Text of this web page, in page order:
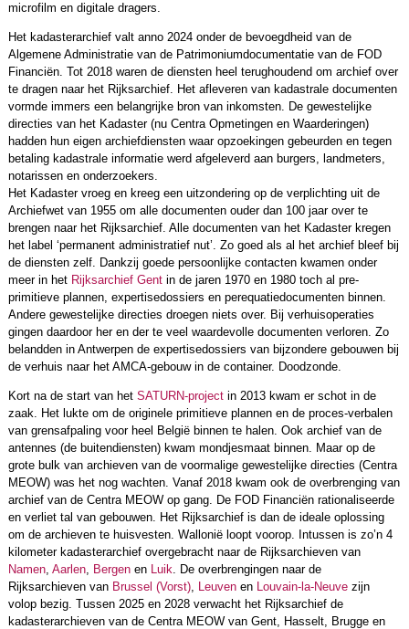
microfilm en digitale dragers.
Het kadasterarchief valt anno 2024 onder de bevoegdheid van de
Algemene Administratie van de Patrimoniumdocumentatie van de FOD
Financiën. Tot 2018 waren de diensten heel terughoudend om archief over
te dragen naar het Rijksarchief. Het afleveren van kadastrale documenten
vormde immers een belangrijke bron van inkomsten. De gewestelijke
directies van het Kadaster (nu Centra Opmetingen en Waarderingen)
hadden hun eigen archiefdiensten waar opzoekingen gebeurden en tegen
betaling kadastrale informatie werd afgeleverd aan burgers, landmeters,
notarissen en onderzoekers.
Het Kadaster vroeg en kreeg een uitzondering op de verplichting uit de
Archiefwet van 1955 om alle documenten ouder dan 100 jaar over te
brengen naar het Rijksarchief. Alle documenten van het Kadaster kregen
het label ‘permanent administratief nut’. Zo goed als al het archief bleef bij
de diensten zelf. Dankzij goede persoonlijke contacten kwamen onder
meer in het Rijksarchief Gentin de jaren 1970 en 1980 toch al pre-
primitieve plannen, expertisedossiers en perequatiedocumenten binnen.
Andere gewestelijke directies droegen niets over. Bij verhuisoperaties
gingen daardoor her en der te veel waardevolle documenten verloren. Zo
belandden in Antwerpen de expertisedossiers van bijzondere gebouwen bij
de verhuis naar het AMCA-gebouw in de container. Doodzonde.
Kort na de start van het SATURN-projectin 2013 kwam er schot in de
zaak. Het lukte om de originele primitieve plannen en de proces-verbalen
van grensafpaling voor heel België binnen te halen. Ook archief van de
antennes (de buitendiensten) kwam mondjesmaat binnen. Maar op de
grote bulk van archieven van de voormalige gewestelijke directies (Centra
MEOW) was het nog wachten. Vanaf 2018 kwam ook de overbrenging van
archief van de Centra MEOW op gang. De FOD Financiën rationaliseerde
en verliet tal van gebouwen. Het Rijksarchief is dan de ideale oplossing
om de archieven te huisvesten. Wallonië loopt voorop. Intussen is zo’n 4
kilometer kadasterarchief overgebracht naar de Rijksarchieven van
Namen, Aarlen, Bergenen Luik . De overbrengingen naar de
Rijksarchieven van Brussel (Vorst), Leuvenen Louvain-la-Neuvezijn
volop bezig. Tussen 2025 en 2028 verwacht het Rijksarchief de
kadasterarchieven van de Centra MEOW van Gent, Hasselt, Brugge en